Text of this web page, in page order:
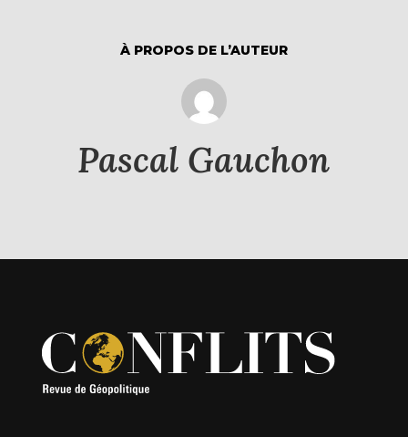
À PROPOS DE L’AUTEUR
Pascal Gauchon